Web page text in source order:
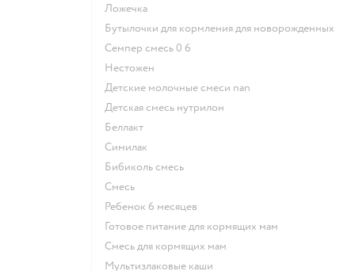
ложечка
бутылочки для кормления для новорожденных
семпер смесь 0 6
нестожен
Детские молочные смеси nan
детская смесь нутрилон
беллакт
симилак
бибиколь смесь
смесь
ребенок 6 месяцев
готовое питание для кормящих мам
смесь для кормящих мам
Мультизлаковые каши